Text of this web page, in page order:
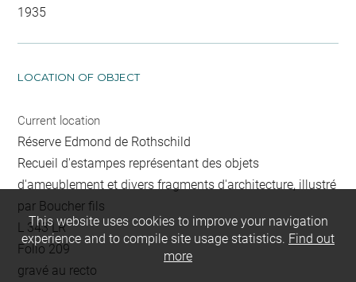
1935
LOCATION OF OBJECT
Current location
Réserve Edmond de Rothschild
Recueil d'estampes représentant des objets
d'ameublement et divers fragments d'architecture, illustré
par Boucher fils
L 343 LR
Folio 209
gravé au recto
This website uses cookies to improve your navigation
experience and to compile site usage statistics. Find out
more